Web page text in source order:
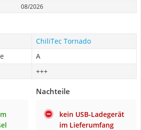
08/2026
ChiliTec Tornado
A
+++
Nachteile
kein USB-Ladegerät
im Lieferumfang